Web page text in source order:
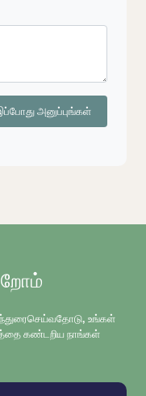
அனுப்புங்கள்
உங்கள்
கண்டறிய நாங்கள்